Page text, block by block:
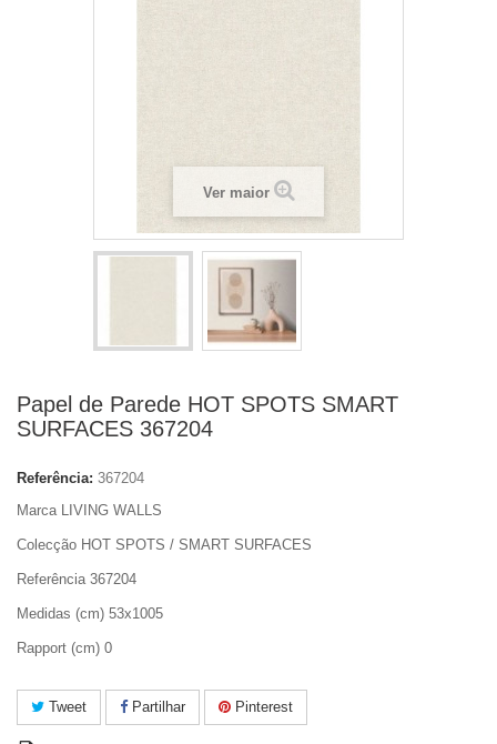
Ver maior
Papel de Parede HOT SPOTS SMART
SURFACES 367204
Referência: 367204
Marca LIVING WALLS
Colecção HOT SPOTS / SMART SURFACES
Referência 367204
Medidas (cm) 53x1005
Rapport (cm) 0
Tweet Partilhar Pinterest